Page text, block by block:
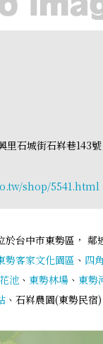
里石城街石嵙巷143號
shop/5541.html
於台中市東勢區， 鄰
勢客家文化園區 、 四
池 、 東勢林場 、 東勢
、石嵙農園(東勢民宿